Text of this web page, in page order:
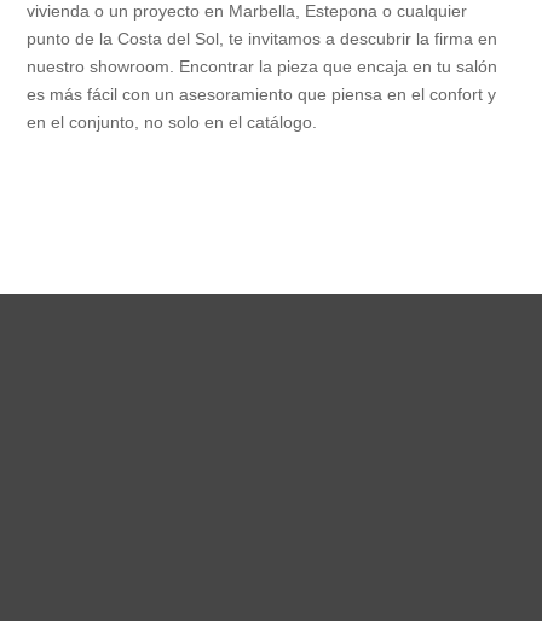
vivienda o un proyecto en Marbella, Estepona o cualquier
punto de la Costa del Sol, te invitamos a descubrir la firma en
nuestro showroom. Encontrar la pieza que encaja en tu salón
es más fácil con un asesoramiento que piensa en el confort y
en el conjunto, no solo en el catálogo.